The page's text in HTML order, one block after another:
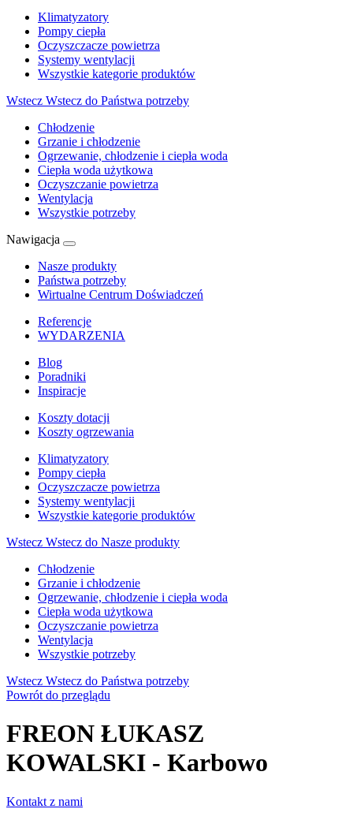
Klimatyzatory
Pompy ciepła
Oczyszczacze powietrza
Systemy wentylacji
Wszystkie kategorie produktów
Wstecz Wstecz do Państwa potrzeby
Chłodzenie
Grzanie i chłodzenie
Ogrzewanie, chłodzenie i ciepła woda
Ciepła woda użytkowa
Oczyszczanie powietrza
Wentylacja
Wszystkie potrzeby
Nawigacja
Nasze produkty
Państwa potrzeby
Wirtualne Centrum Doświadczeń
Referencje
WYDARZENIA
Blog
Poradniki
Inspiracje
Koszty dotacji
Koszty ogrzewania
Klimatyzatory
Pompy ciepła
Oczyszczacze powietrza
Systemy wentylacji
Wszystkie kategorie produktów
Wstecz Wstecz do Nasze produkty
Chłodzenie
Grzanie i chłodzenie
Ogrzewanie, chłodzenie i ciepła woda
Ciepła woda użytkowa
Oczyszczanie powietrza
Wentylacja
Wszystkie potrzeby
Wstecz Wstecz do Państwa potrzeby
Powrót do przeglądu
FREON ŁUKASZ
KOWALSKI - Karbowo
Kontakt z nami